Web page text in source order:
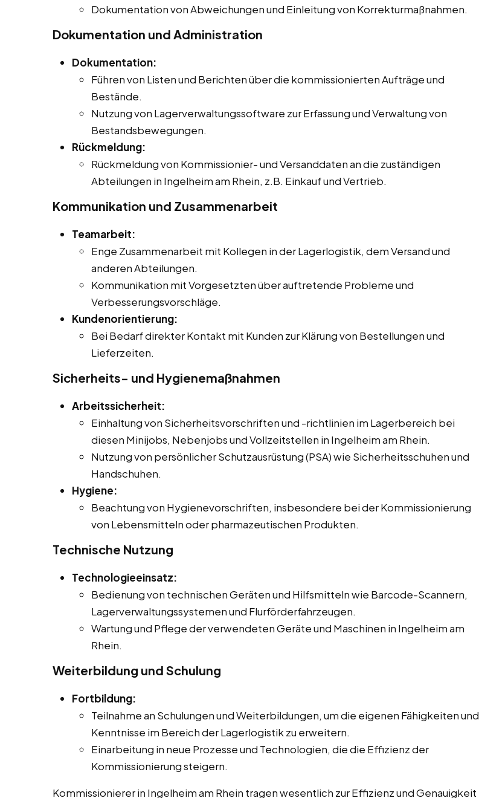
Dokumentation von Abweichungen und Einleitung von Korrekturmaßnahmen.
Dokumentation und Administration
Dokumentation:
Führen von Listen und Berichten über die kommissionierten Aufträge und
Bestände.
Nutzung von Lagerverwaltungssoftware zur Erfassung und Verwaltung von
Bestandsbewegungen.
Rückmeldung:
Rückmeldung von Kommissionier- und Versanddaten an die zuständigen
Abteilungen in Ingelheim am Rhein, z.B. Einkauf und Vertrieb.
Kommunikation und Zusammenarbeit
Teamarbeit:
Enge Zusammenarbeit mit Kollegen in der Lagerlogistik, dem Versand und
anderen Abteilungen.
Kommunikation mit Vorgesetzten über auftretende Probleme und
Verbesserungsvorschläge.
Kundenorientierung:
Bei Bedarf direkter Kontakt mit Kunden zur Klärung von Bestellungen und
Lieferzeiten.
Sicherheits- und Hygienemaßnahmen
Arbeitssicherheit:
Einhaltung von Sicherheitsvorschriften und -richtlinien im Lagerbereich bei
diesen Minijobs, Nebenjobs und Vollzeitstellen in Ingelheim am Rhein.
Nutzung von persönlicher Schutzausrüstung (PSA) wie Sicherheitsschuhen und
Handschuhen.
Hygiene:
Beachtung von Hygienevorschriften, insbesondere bei der Kommissionierung
von Lebensmitteln oder pharmazeutischen Produkten.
Technische Nutzung
Technologieeinsatz:
Bedienung von technischen Geräten und Hilfsmitteln wie Barcode-Scannern,
Lagerverwaltungssystemen und Flurförderfahrzeugen.
Wartung und Pflege der verwendeten Geräte und Maschinen in Ingelheim am
Rhein.
Weiterbildung und Schulung
Fortbildung:
Teilnahme an Schulungen und Weiterbildungen, um die eigenen Fähigkeiten und
Kenntnisse im Bereich der Lagerlogistik zu erweitern.
Einarbeitung in neue Prozesse und Technologien, die die Effizienz der
Kommissionierung steigern.
Kommissionierer in Ingelheim am Rhein tragen wesentlich zur Effizienz und Genauigkeit